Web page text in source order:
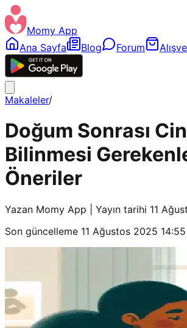
Momy App
Ana Sayfa
Blog Forum
Makaleler/
Doğum Sonrası
Bilinmesi
Öneriler
Yazan Momy App | Yayın tarihi 11
Son güncelleme 11 Ağustos 2025 14:55